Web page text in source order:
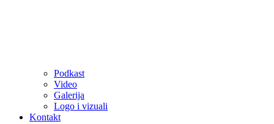
Podkast
Video
Galerija
Logo i vizuali
Kontakt